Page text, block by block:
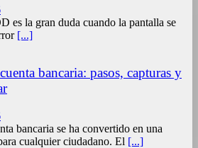
es la gran duda cuando la pantalla se
[...]
bancaria: pasos, capturas y
bancaria se ha convertido en una
cualquier ciudadano. El [...]